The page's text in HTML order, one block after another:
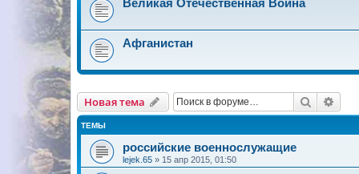
Великая Отечественная Война
Афганистан
Новая тема Поиск
ТЕМЫ
российские военнослужащие
lejek.65 » 15 апр 2015, 01:50